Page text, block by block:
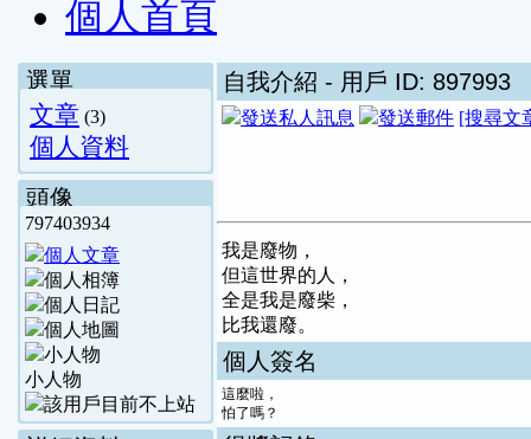
個人首頁
選單
文章 (3)
個人資料
頭像
797403934
小人物
自我介紹 - 用戶 ID: 897993
[搜尋文
我是廢物，
但這世界的人，
全是我是廢柴，
比我還廢。
個人簽名
這麼啦，
怕了嗎？